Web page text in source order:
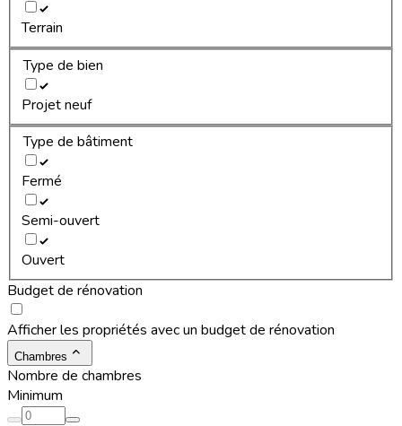
Terrain
Type de bien
Projet neuf
Type de bâtiment
Fermé
Semi-ouvert
Ouvert
Budget de rénovation
Afficher les propriétés avec un budget de rénovation
Chambres
Nombre de chambres
Minimum